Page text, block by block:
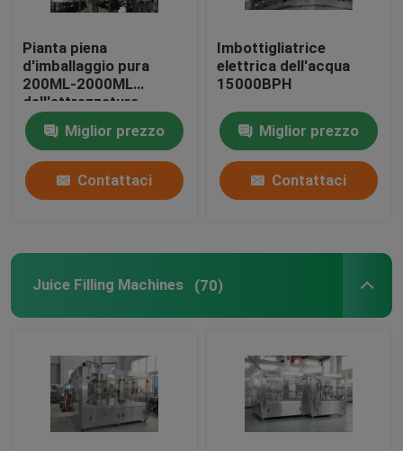
Pianta piena
d'imballaggio pura
200ML-2000ML
dell'attrezzatura
dell'imbottigliatrice
dell'acqua
dell'imbottigliatrice
dell'acqua minerale
Miglior prezzo
Contattaci
Imbottigliatrice
elettrica dell'acqua
15000BPH
Miglior prezzo
Contattaci
Juice Filling Machines (70)